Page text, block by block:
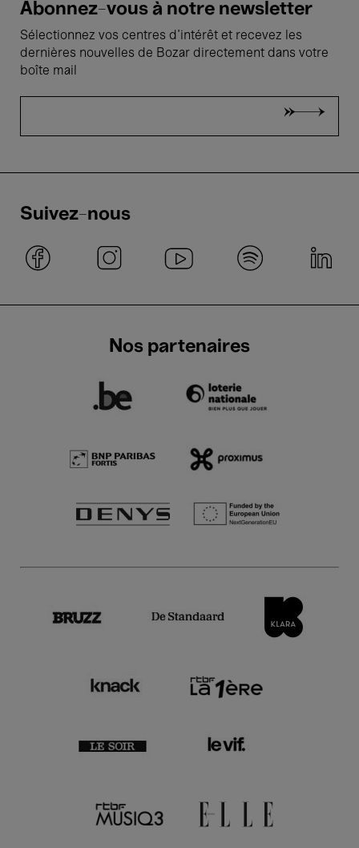
Abonnez-vous à notre newsletter
Sélectionnez vos centres d'intérêt et recevez les
dernières nouvelles de Bozar directement dans votre
boîte mail
Suivez-nous
Nos partenaires